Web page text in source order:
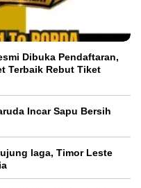
Dibuka Pendaftaran,
Terbaik Rebut Tiket
Incar Sapu Bersih
laga, Timor Leste